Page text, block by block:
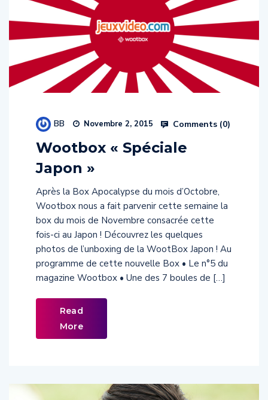
Wootbox « Spéciale
Japon »
Après la Box Apocalypse du mois d’Octobre,
Wootbox nous a fait parvenir cette semaine la
box du mois de Novembre consacrée cette
fois-ci au Japon ! Découvrez les quelques
photos de l’unboxing de la WootBox Japon ! Au
programme de cette nouvelle Box • Le n°5 du
magazine Wootbox • Une des 7 boules de […]
Read
More